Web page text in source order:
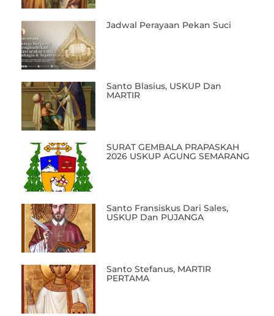
Jadwal Perayaan Pekan Suci
Santo Blasius, USKUP Dan
MARTIR
SURAT GEMBALA PRAPASKAH
2026 USKUP AGUNG SEMARANG
Santo Fransiskus Dari Sales,
USKUP Dan PUJANGA
Santo Stefanus, MARTIR
PERTAMA